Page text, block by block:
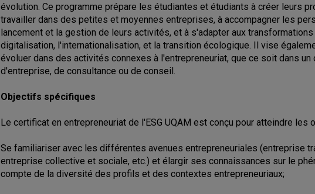
évolution. Ce programme prépare les étudiantes et étudiants à créer leurs
travailler dans des petites et moyennes entreprises, à accompagner les
lancement et la gestion de leurs activités, et à s'adapter aux
digitalisation, l'internationalisation, et la transition écologique. Il vise
évoluer dans des activités connexes à l'entrepreneuriat, que ce soit dans
d'entreprise, de consultance ou de conseil.
Objectifs spécifiques
Le certificat en entrepreneuriat de l'ESG UQAM est conçu pour atteindre
Se familiariser avec les différentes avenues entrepreneuriales (entreprise
entreprise collective et sociale, etc.) et élargir ses connaissances sur le
compte de la diversité des profils et des contextes entrepreneuriaux;